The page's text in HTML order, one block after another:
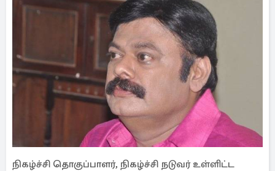
நிகழ்ச்சி தொகுப்பாளர், நிகழ்ச்சி நடுவர் உள்ளிட்ட